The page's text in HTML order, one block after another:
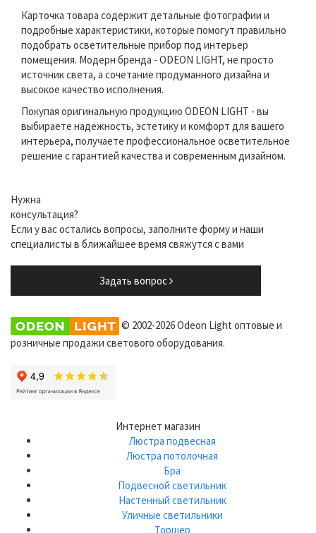
Карточка товара содержит детальные фотографии и
подробные характеристики, которые помогут правильно
подобрать осветительные прибор под интерьер
помещения. Модерн бренда - ODEON LIGHT, не просто
источник света, а сочетание продуманного дизайна и
высокое качество исполнения.
Покупая оригинальную продукцию ODEON LIGHT - вы
выбираете надежность, эстетику и комфорт для вашего
интерьера, получаете профессиональное осветительное
решение с гарантией качества и современным дизайном.
Нужна
консультация?
Если у вас остались вопросы, заполните форму и наши
специалисты в ближайшее время свяжутся с вами
Задать вопрос
© 2002-2026 Odeon Light оптовые и
розничные продажи светового оборудования.
Интернет магазин
Люстра подвесная
Люстра потолочная
Бра
Подвесной светильник
Настенный светильник
Уличные светильники
Торшер